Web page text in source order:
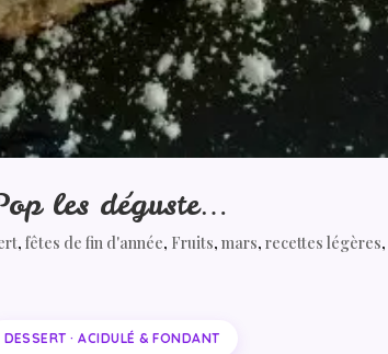
les déguste…
,fêtes de fin d'année, Fruits,mars,recettes légères,
DESSERT · ACIDULÉ & FONDANT